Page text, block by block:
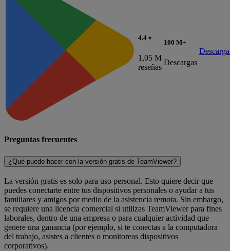
4.4 ⭑
1,05 M
reseñas
100 M+
Descargas
Preguntas frecuentes
¿Qué puedo hacer con la versión gratis de TeamViewer?
La versión gratis es solo para uso personal. Esto quiere decir que
puedes conectarte entre tus dispositivos personales o ayudar a tus
familiares y amigos por medio de la asistencia remota. Sin embargo,
se requiere una licencia comercial si utilizas TeamViewer para fines
laborales, dentro de una empresa o para cualquier actividad que
genere una ganancia (por ejemplo, si te conectas a la computadora
del trabajo, asistes a clientes o monitoreas dispositivos
corporativos).